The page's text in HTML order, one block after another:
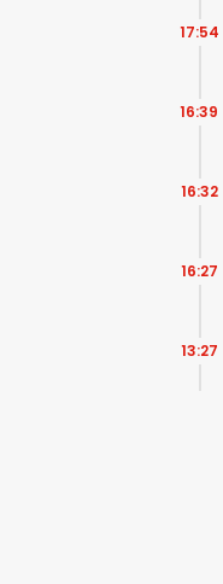
17:54
16:39
16:32
16:27
13:27